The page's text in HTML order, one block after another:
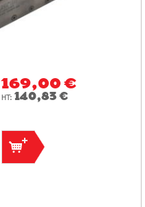
169,00 €
140,83 €